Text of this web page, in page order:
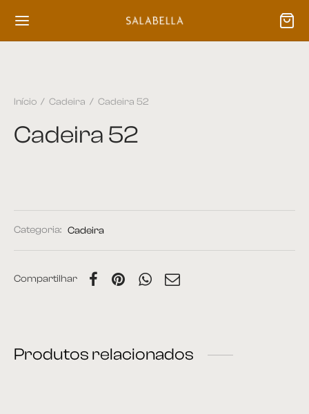
Início / Cadeira / Cadeira 52
Cadeira 52
Categoria: Cadeira
Compartilhar
Produtos relacionados